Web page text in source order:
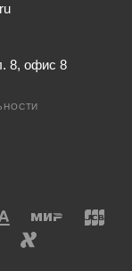
8, офис 8